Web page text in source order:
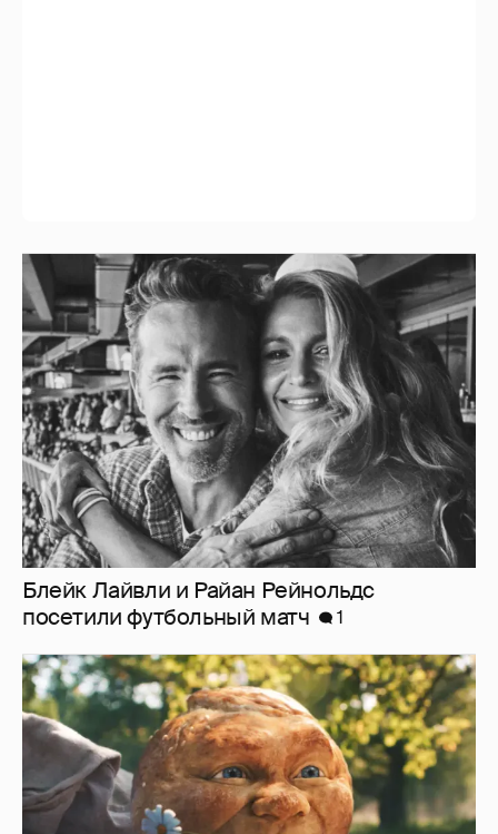
Блейк Лайвли и Райан Рейнольдс
посетили футбольный матч
1
"Россия-24" обратилась в прокуратуру и СК
из-за угроз в адрес создателей "Колобка"